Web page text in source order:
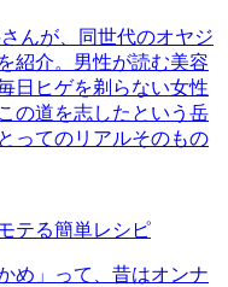
んが、同世代のオヤジ
紹介。男性が読む美容
日ヒゲを剃らない女性
の道を志したという岳
ってのリアルそのもの
テる簡単レシピ
め」って、昔はオンナ